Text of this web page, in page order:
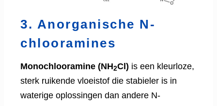
3. Anorganische N-
chlooramines
Monochlooramine (NH2Cl) is een kleurloze,
sterk ruikende vloeistof die stabieler is in
waterige oplossingen dan andere N-